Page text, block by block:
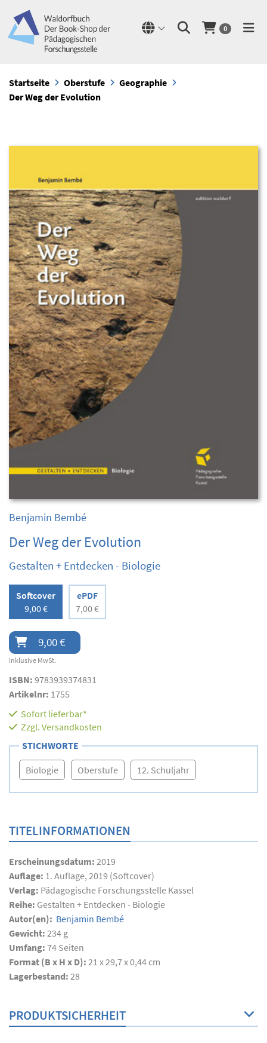
0
Startseite Oberstufe
Geographie
Der Weg der Evolution
Benjamin Bembé
Der Weg der Evolution
Gestalten + Entdecken - Biologie
Softcover
9,00 €
ePDF
7,00 €
9,00 €
inklusive MwSt.
ISBN: 9783939374831
Artikelnr: 1755
Sofort lieferbar*
Zzgl. Versandkosten
STICHWORTE
Biologie Oberstufe 12. Schuljahr
TITELINFORMATIONEN
Erscheinungsdatum: 2019
Auflage: 1. Auflage, 2019 (Softcover)
Verlag: Pädagogische Forschungsstelle Kassel
Reihe: Gestalten + Entdecken - Biologie
Autor(en): Benjamin Bembé
Gewicht: 234 g
Umfang: 74 Seiten
Format (B x H x D): 21 x 29,7 x 0,44 cm
Lagerbestand: 28
PRODUKTSICHERHEIT